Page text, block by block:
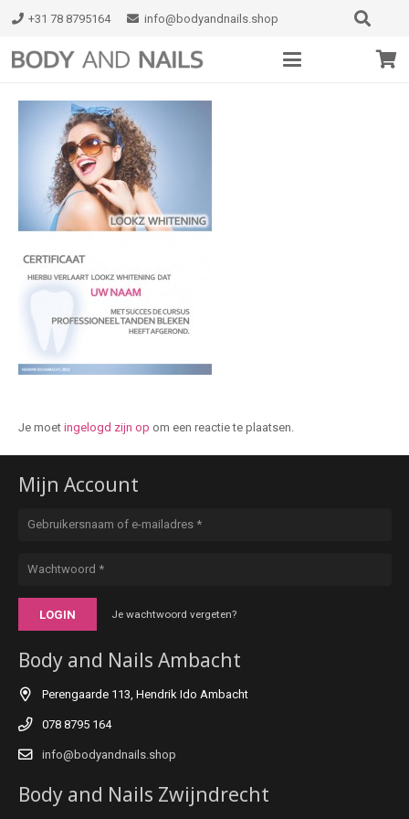
+31 78 8795164 info@bodyandnails.shop
Je moet ingelogd zijn op om een reactie te plaatsen.
Mijn Account
LOGIN Je wachtwoord vergeten?
Body and Nails Ambacht
Perengaarde 113, Hendrik Ido Ambacht
078 8795 164
info@bodyandnails.shop
Body and Nails Zwijndrecht